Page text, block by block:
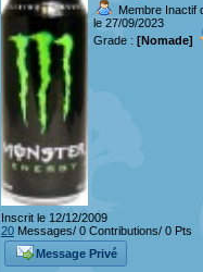
Membre Inactif
le 27/09/2023
Grade : [Nomade]
Inscrit le 12/12/2009
20 Messages/ 0 Contributions/ 0 Pts
Message Privé